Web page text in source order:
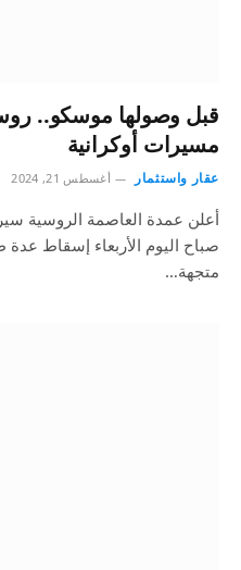
مسيرات أوكرانية
عقار واستثمار أغسطس 21, 2024
أعلن عمدة العاصمة الروسية
صباح اليوم الأربعاء إسقاط
متجهة…